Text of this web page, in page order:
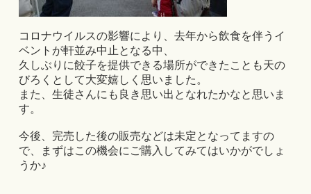
コロナウイルスの影響により、去年から飲食を伴うイ
ベントが軒並み中止となる中、
久しぶりに餃子を提供できる場所ができたことも天の
びろくとして大変嬉しく思いました。
また、生徒さんにも良き思い出となれたかなと思いま
す。
今後、完売した後の販売などは未定となってますの
で、まずはこの機会にご購入してみてはいかがでしょ
うか♪